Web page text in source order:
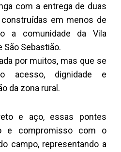
com a entrega de duas
em menos de
a comunidade da Vila
São Sebastião.
por muitos, mas que se
acesso, dignidade e
da zona rural.
e aço, essas pontes
e compromisso com o
campo, representando a